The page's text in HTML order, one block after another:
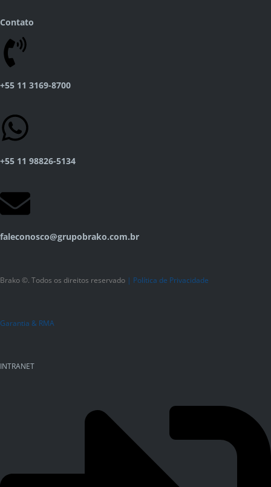
Contato
+55 11 3169-8700
+55 11 98826-5134
faleconosco@grupobrako.com.br
Brako ©. Todos os direitos reservado | Política de Privacidade
Garantia & RMA
INTRANET